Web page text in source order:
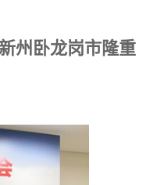
州卧龙岗市隆重